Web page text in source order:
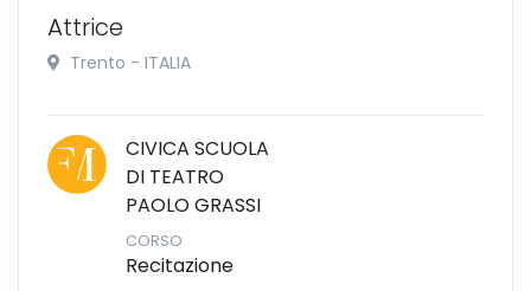
Attrice
Trento - ITALIA
CIVICA SCUOLA
DI TEATRO
PAOLO GRASSI
CORSO
Recitazione